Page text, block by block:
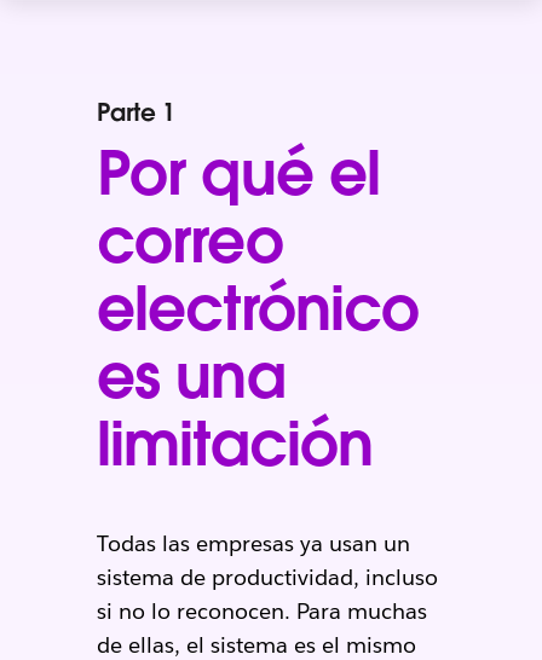
Parte 1
Por qué el
correo
electrónico
es una
limitación
Todas las empresas ya usan un
sistema de productividad, incluso
si no lo reconocen. Para muchas
de ellas, el sistema es el mismo